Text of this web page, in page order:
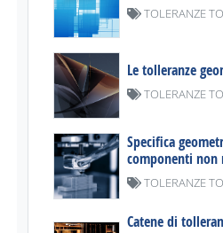
TOLERANZE
Le tolleranze
TOLERANZE
Specifica
componenti non
TOLERANZE
Catene di